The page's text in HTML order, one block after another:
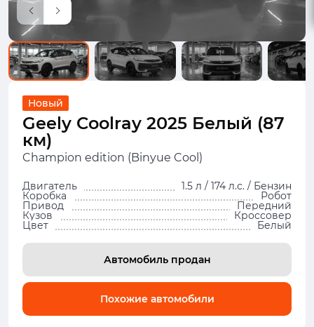
Новый
Geely Coolray 2025 Белый (87
км)
Champion edition (Binyue Cool)
Двигатель 1.5 л / 174 л.с. / Бензин
Коробка Робот
Привод Передний
Кузов Кроссовер
Цвет Белый
Автомобиль продан
Похожие автомобили